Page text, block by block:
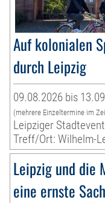
Auf kolonialen
durch Leipzig
09.08.2026 bis
(mehrere Einzeltermine im
Leipziger
Treff/Ort: Wilhelm-
Leipzig und die
eine ernste